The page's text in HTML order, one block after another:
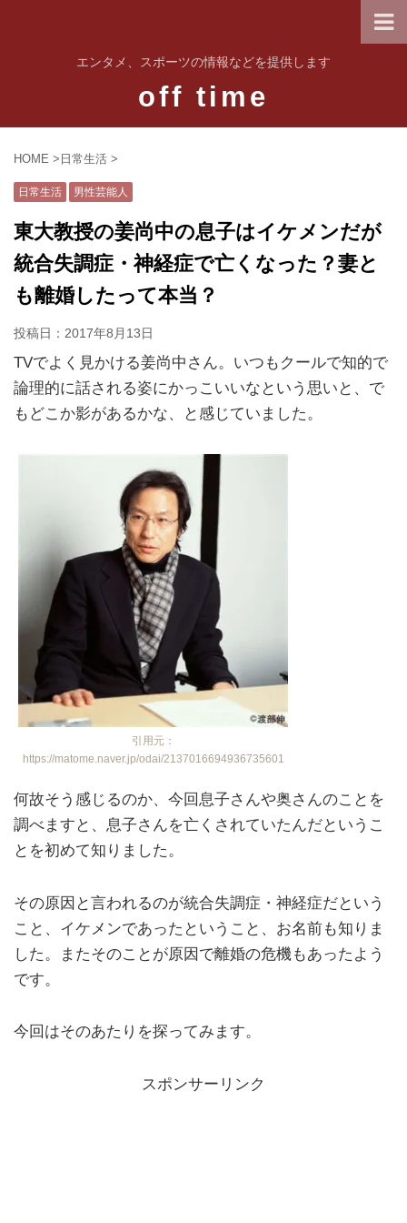
エンタメ、スポーツの情報などを提供します
off time
HOME > 日常生活 >
日常生活 男性芸能人
東大教授の姜尚中の息子はイケメンだが
統合失調症・神経症で亡くなった？妻と
も離婚したって本当？
投稿日： 2017年8月13日
TVでよく見かける姜尚中さん。いつもクールで知的で
論理的に話される姿にかっこいいなという思いと、で
もどこか影があるかな、と感じていました。
引用元：
https://matome.naver.jp/odai/2137016694936735601
何故そう感じるのか、今回息子さんや奥さんのことを
調べますと、息子さんを亡くされていたんだというこ
とを初めて知りました。
その原因と言われるのが統合失調症・神経症だという
こと、イケメンであったということ、お名前も知りま
した。またそのことが原因で離婚の危機もあったよう
です。
今回はそのあたりを探ってみます。
スポンサーリンク